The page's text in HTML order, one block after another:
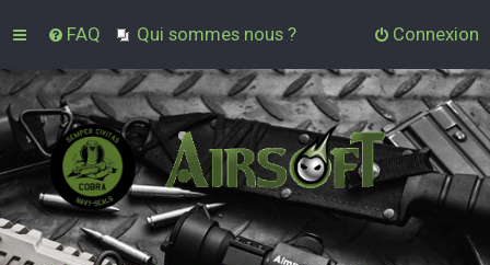
FAQ Qui sommes nous ? Connexion